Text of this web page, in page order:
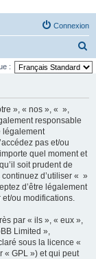
Connexion
e
:
», « nos », « »,
responsable
légalement
pas et/ou
quel moment et
soit prudent de
d’utiliser « »
d’être légalement
ou modifications.
par « ils », « eux »,
Limited »,
sous la licence «
« GPL ») et qui peut